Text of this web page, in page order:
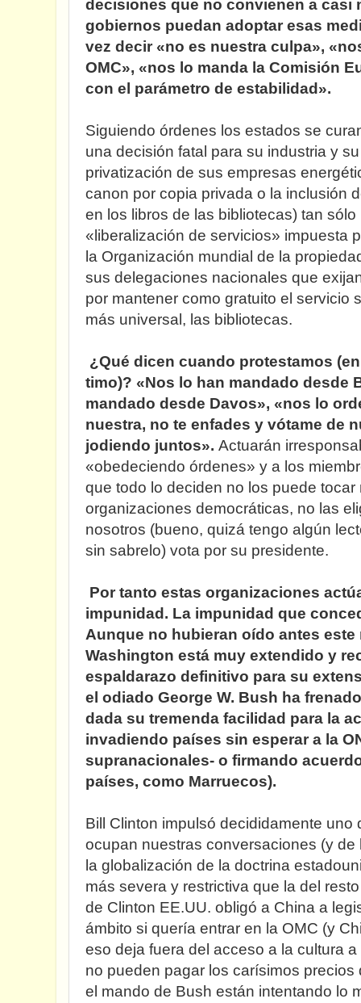
decisiones que no convienen a casi
gobiernos puedan adoptar esas
vez decir «no es nuestra culpa»,
OMC», «nos lo manda la Comisión
con el parámetro de estabilidad».
Siguiendo órdenes los estados se
una decisión fatal para su industria y
privatización de sus empresas
canon por copia privada o la inclusión
en los libros de las bibliotecas) tan
«liberalización de servicios» impuesta
la Organización mundial de la
sus delegaciones nacionales que
por mantener como gratuito el servicio
más universal, las bibliotecas.
¿Qué dicen cuando protestamos
timo)? «Nos lo han mandado desde
mandado desde Davos», «nos lo
nuestra, no te enfades y vótame de
jodiendo juntos». Actuarán
«obedeciendo órdenes» y a los
que todo lo deciden no los puede
organizaciones democráticas, no las
nosotros (bueno, quizá tengo algún
sin sabrelo) vota por su presidente.
Por tanto estas organizaciones
impunidad. La impunidad que
Aunque no hubieran oído antes
Washington está muy extendido y
espaldarazo definitivo para su
el odiado George W. Bush ha
dada su tremenda facilidad para la
invadiendo países sin esperar a la
supranacionales- o firmando
países, como Marruecos).
Bill Clinton impulsó decididamente uno
ocupan nuestras conversaciones (y
la globalización de la doctrina
más severa y restrictiva que la del
de Clinton EE.UU. obligó a China a
ámbito si quería entrar en la OMC (y
eso deja fuera del acceso a la cultura
no pueden pagar los carísimos
el mando de Bush están intentando lo